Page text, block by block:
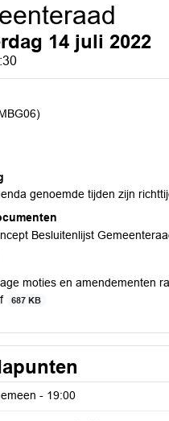
14 juli 2022
genoemde tijden zijn
Besluitenlijst
moties en amendementen
687 KB
- 19:00